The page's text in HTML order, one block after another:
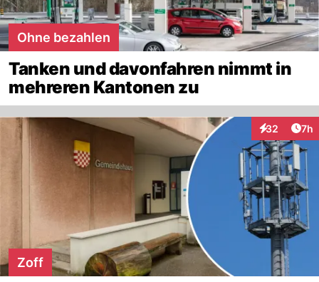
Ohne bezahlen
Tanken und davonfahren nimmt in
mehreren Kantonen zu
32
Interaktionen
7h
Zoff